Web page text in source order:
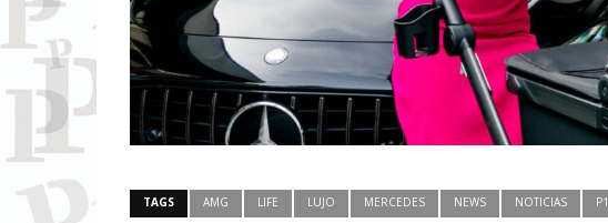
TAGS AMG LIFE LUJO MERCEDES NEWS NOTICIAS P1